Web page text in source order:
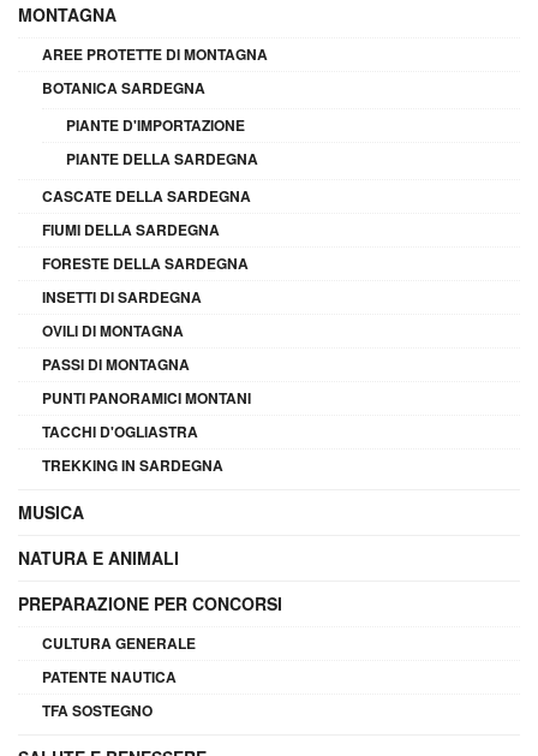
MONTAGNA
AREE PROTETTE DI MONTAGNA
BOTANICA SARDEGNA
PIANTE D'IMPORTAZIONE
PIANTE DELLA SARDEGNA
CASCATE DELLA SARDEGNA
FIUMI DELLA SARDEGNA
FORESTE DELLA SARDEGNA
INSETTI DI SARDEGNA
OVILI DI MONTAGNA
PASSI DI MONTAGNA
PUNTI PANORAMICI MONTANI
TACCHI D'OGLIASTRA
TREKKING IN SARDEGNA
MUSICA
NATURA E ANIMALI
PREPARAZIONE PER CONCORSI
CULTURA GENERALE
PATENTE NAUTICA
TFA SOSTEGNO